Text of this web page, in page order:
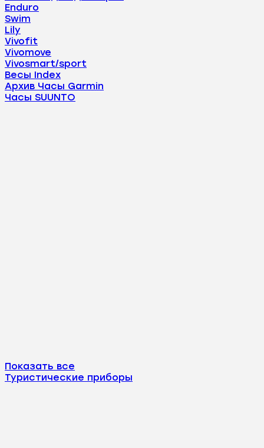
Enduro
Swim
Lily
Vivofit
Vivomove
Vivosmart/sport
Весы Index
Архив Часы Garmin
Часы SUUNTO
Показать все
Туристические приборы